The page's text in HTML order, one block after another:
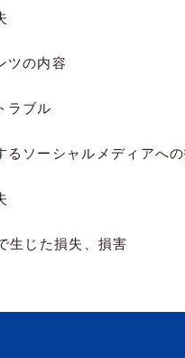
ツの内容
ラブル
ソーシャルメディアへ
生じた損失、損害